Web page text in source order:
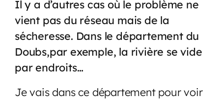
Il y a d’autres cas où le problème ne
vient pas du réseau mais de la
sécheresse. Dans le département du
Doubs,par exemple, la rivière se vide
par endroits…
Je vais dans ce département pour voir